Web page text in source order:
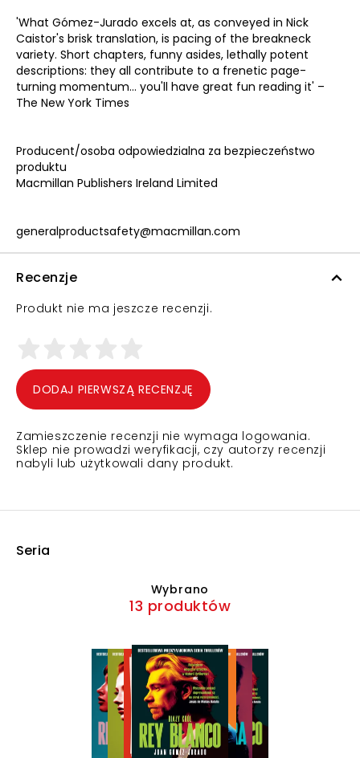
'What Gómez-Jurado excels at, as conveyed in Nick
Caistor's brisk translation, is pacing of the breakneck
variety. Short chapters, funny asides, lethally potent
descriptions: they all contribute to a frenetic page-
turning momentum... you'll have great fun reading it' –
The New York Times
Producent/osoba odpowiedzialna za bezpieczeństwo
produktu
Macmillan Publishers Ireland Limited
generalproductsafety@macmillan.com
Recenzje
Produkt nie ma jeszcze recenzji.
DODAJ PIERWSZĄ RECENZJĘ
Zamieszczenie recenzji nie wymaga logowania.
Sklep nie prowadzi weryfikacji, czy autorzy recenzji
nabyli lub użytkowali dany produkt.
Seria
Wybrano
13 produktów